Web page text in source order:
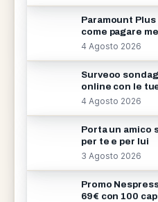
Paramount
come pagare
4 Agosto 2026
Surveoo
online con le
4 Agosto 2026
Porta un amico
per te e per lui
3 Agosto 2026
Promo
69€ con 100